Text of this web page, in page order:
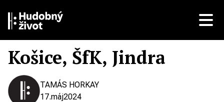
Košice, ŠfK, Jindra
TAMÁS HORKAY
17.máj2024